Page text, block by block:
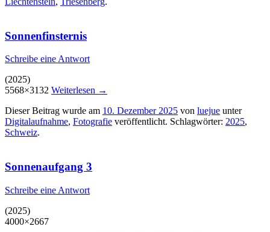
Sonnenfinsternis
Schreibe eine Antwort
(2025)
5568×3132 Weiterlesen →
Dieser Beitrag wurde am 10. Dezember 2025 von luejue unter
Digitalaufnahme, Fotografie veröffentlicht. Schlagwörter: 2025,
Schweiz.
Sonnenaufgang 3
Schreibe eine Antwort
(2025)
4000×2667